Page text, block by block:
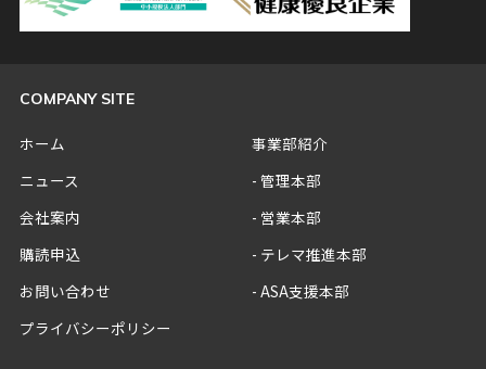
COMPANY SITE
ホーム
ニュース
会社案内
購読申込
お問い合わせ
プライバシーポリシー
事業部紹介
管理本部
営業本部
テレマ推進本部
ASA支援本部